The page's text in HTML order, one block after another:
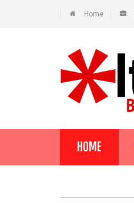
Home
HOME